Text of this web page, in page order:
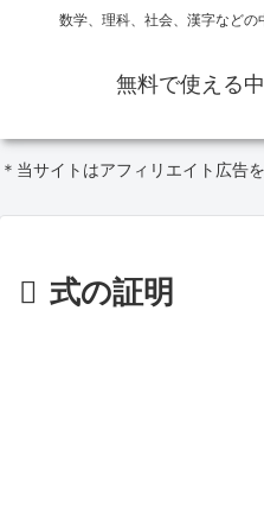
数学、理科、社会、漢字など
無料で使える
＊当サイトはアフィリエイト広告
式の証明